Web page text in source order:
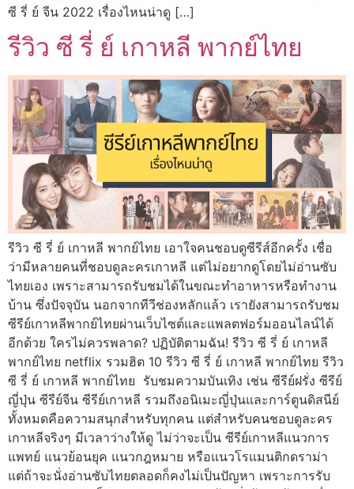
ซี รี่ ย์ จีน 2022 เรื่องไหนน่าดู […]
รีวิว ซี รี่ ย์ เกาหลี พากย์ไทย
รีวิว ซี รี่ ย์ เกาหลี พากย์ไทย เอาใจคนชอบดูซีรีส์อีกครั้ง เชื่อ
ว่ามีหลายคนที่ชอบดูละครเกาหลี แต่ไม่อยากดูโดยไม่อ่านซับ
ไทยเอง เพราะสามารถรับชมได้ในขณะทำอาหารหรือทำงาน
บ้าน ซึ่งปัจจุบัน นอกจากทีวีช่องหลักแล้ว เรายังสามารถรับชม
ซีรีย์เกาหลีพากย์ไทยผ่านเว็บไซต์และแพลตฟอร์มออนไลน์ได้
อีกด้วย ใครไม่ควรพลาด? ปฏิบัติตามฉัน! รีวิว ซี รี่ ย์ เกาหลี
พากย์ไทย netflix รวมฮิต 10 รีวิว ซี รี่ ย์ เกาหลี พากย์ไทย รีวิว
ซี รี่ ย์ เกาหลี พากย์ไทย รับชมความบันเทิง เช่น ซีรีย์ฝรั่ง ซีรีย์
ญี่ปุ่น ซีรีย์จีน ซีรีย์เกาหลี รวมถึงอนิเมะญี่ปุ่นและการ์ตูนดิสนีย์
ทั้งหมดคือความสนุกสำหรับทุกคน แต่สำหรับคนชอบดูละคร
เกาหลีจริงๆ มีเวลาว่างให้ดู ไม่ว่าจะเป็น ซีรีย์เกาหลีแนวการ
แพทย์ แนวย้อนยุค แนวกฎหมาย หรือแนวโรแมนติกดราม่า
แต่ถ้าจะนั่งอ่านซับไทยตลอดก็คงไม่เป็นปัญหา เพราะการรับ